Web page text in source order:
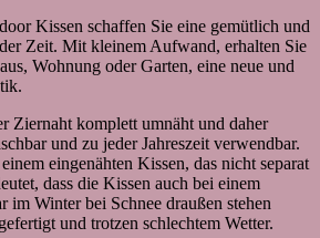
Kissen schaffen Sie eine gemütlich und
Zeit. Mit kleinem Aufwand, erhalten Sie
Wohnung oder Garten, eine neue und
Ziernaht komplett umnäht und daher
und zu jeder Jahreszeit verwendbar.
eingenähten Kissen, das nicht separat
dass die Kissen auch bei einem
im Winter bei Schnee draußen stehen
und trotzen schlechtem Wetter.